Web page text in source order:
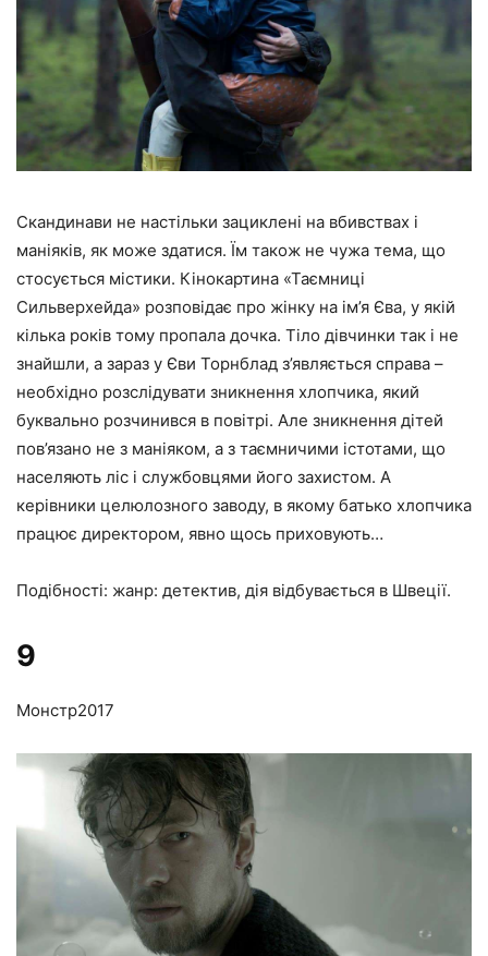
Скандинави не настільки зациклені на вбивствах і
маніяків, як може здатися. Їм також не чужа тема, що
стосується містики. Кінокартина «Таємниці
Сильверхейда» розповідає про жінку на ім’я Єва, у якій
кілька років тому пропала дочка. Тіло дівчинки так і не
знайшли, а зараз у Єви Торнблад з’являється справа –
необхідно розслідувати зникнення хлопчика, який
буквально розчинився в повітрі. Але зникнення дітей
пов’язано не з маніяком, а з таємничими істотами, що
населяють ліс і службовцями його захистом. А
керівники целюлозного заводу, в якому батько хлопчика
працює директором, явно щось приховують…
Подібності: жанр: детектив, дія відбувається в Швеції.
9
Монстр2017